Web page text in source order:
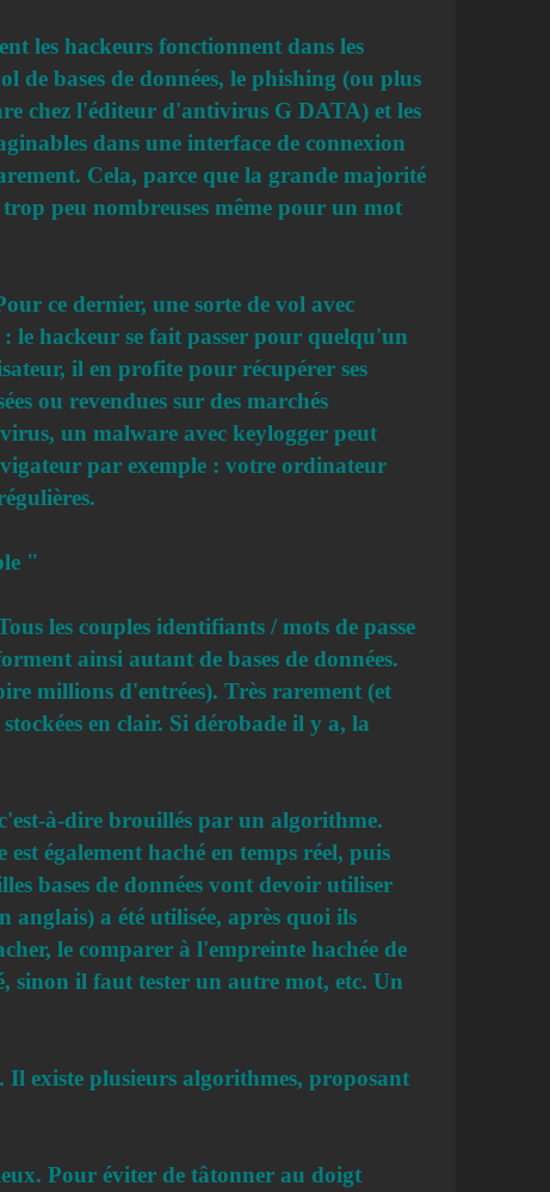
les hackeurs fonctionnent dans les
de bases de données, le phishing (ou plus
chez l'éditeur d'antivirus G DATA) et les
dans une interface de connexion
Cela, parce que la grande majorité
trop peu nombreuses même pour un mot
ce dernier, une sorte de vol avec
le hackeur se fait passer pour quelqu'un
il en profite pour récupérer ses
ou revendues sur des marchés
un malware avec keylogger peut
par exemple : votre ordinateur
"
les couples identifiants / mots de passe
ainsi autant de bases de données.
millions d'entrées). Très rarement (et
en clair. Si dérobade il y a, la
à-dire brouillés par un algorithme.
également haché en temps réel, puis
bases de données vont devoir utiliser
anglais) a été utilisée, après quoi ils
le comparer à l'empreinte hachée de
sinon il faut tester un autre mot, etc. Un
existe plusieurs algorithmes, proposant
Pour éviter de tâtonner au doigt